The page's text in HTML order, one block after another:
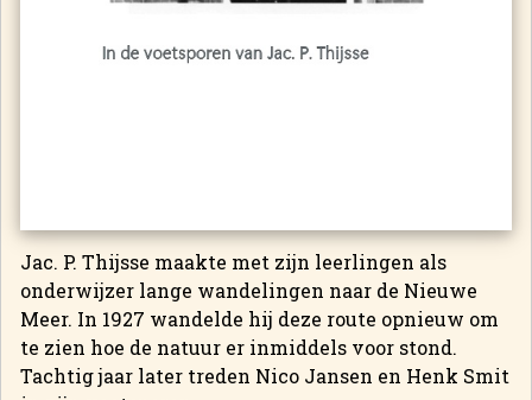
Jac. P. Thijsse maakte met zijn leerlingen als
onderwijzer lange wandelingen naar de Nieuwe
Meer. In 1927 wandelde hij deze route opnieuw om
te zien hoe de natuur er inmiddels voor stond.
Tachtig jaar later treden Nico Jansen en Henk Smit